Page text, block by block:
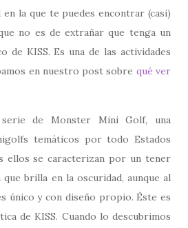
en la que te puedes encontrar (casi)
no es de extrañar que tenga un
de KISS. Es una de las actividades
en nuestro post sobre qué ver
de Monster Mini Golf, una
temáticos por todo Estados
ellos se caracterizan por un tener
brilla en la oscuridad, aunque al
único y con diseño propio. Éste es
de KISS. Cuando lo descubrimos